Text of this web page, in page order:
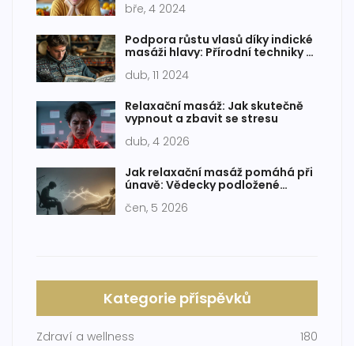
bře, 4 2024
Podpora růstu vlasů díky indické
masáži hlavy: Přírodní techniky a
dub, 11 2024
Relaxační masáž: Jak skutečně
vypnout a zbavit se stresu
dub, 4 2026
Jak relaxační masáž pomáhá při
únavě: Vědecky podložené
čen, 5 2026
Kategorie příspěvků
Zdraví a wellness 180